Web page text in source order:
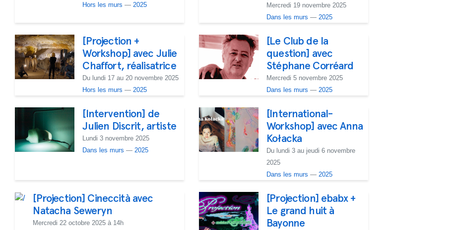
Hors les murs —2025
Mercredi 19 novembre 2025
Dans les murs —2025
[Projection +
Workshop] avec Julie
Chaffort, réalisatrice
Du lundi 17 au 20 novembre 2025
Hors les murs —2025
[Le Club de la
question] avec
Stéphane Corréard
Mercredi 5 novembre 2025
Dans les murs —2025
[Intervention] de
Julien Discrit, artiste
Lundi 3 novembre 2025
Dans les murs —2025
[International-
Workshop] avec Anna
Kołacka
Du lundi 3 au jeudi 6 novembre
2025
Dans les murs —2025
[Projection] Cineccità avec
Natacha Seweryn
Mercredi 22 octobre 2025 à 14h
[Projection] ebabx +
Le grand huit à
Bayonne